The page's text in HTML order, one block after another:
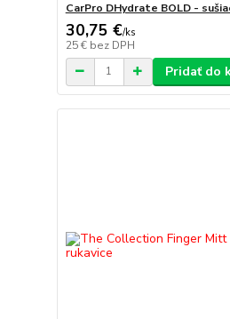
CarPro DHydrate BOLD -
30,75 €/ks
25 € bez DPH
Pridať do